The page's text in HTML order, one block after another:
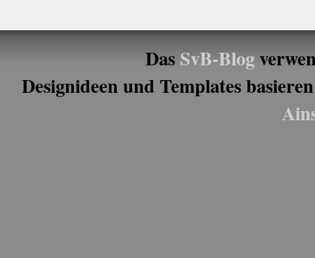
DasSvB-Blog
Designideen und Templates